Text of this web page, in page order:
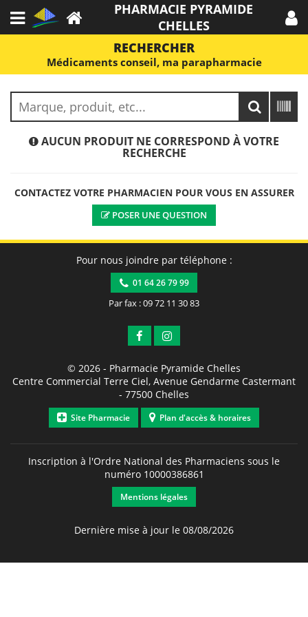
PHARMACIE PYRAMIDE
CHELLES
RECHERCHER
Médicaments conseil, ma parapharmacie
AUCUN PRODUIT NE CORRESPOND À VOTRE
RECHERCHE
CONTACTEZ VOTRE PHARMACIEN POUR VOUS EN ASSURER
POSER UNE QUESTION
Pour nous joindre par téléphone :
01 64 26 79 99
Par fax : 09 72 11 30 83
© 2026 - Pharmacie Pyramide Chelles
Centre Commercial Terre Ciel, Avenue Gendarme Castermant
- 77500 Chelles
Site Pharmacie Plan d'accès & horaires
Inscription à l'Ordre National des Pharmaciens sous le
numéro 10000386861
Mentions légales
Dernière mise à jour le 08/08/2026